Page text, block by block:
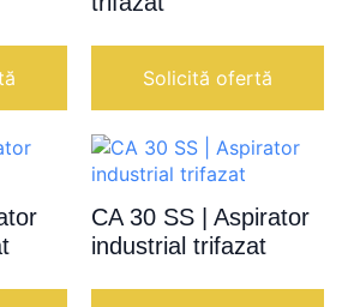
Solicită ofertă
CA 30 SS | Aspirator
industrial trifazat